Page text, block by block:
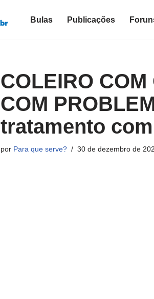
Bulas Publicações
COLEIRO
COM
tratamento
por Para que serve? 30 de dezembro de